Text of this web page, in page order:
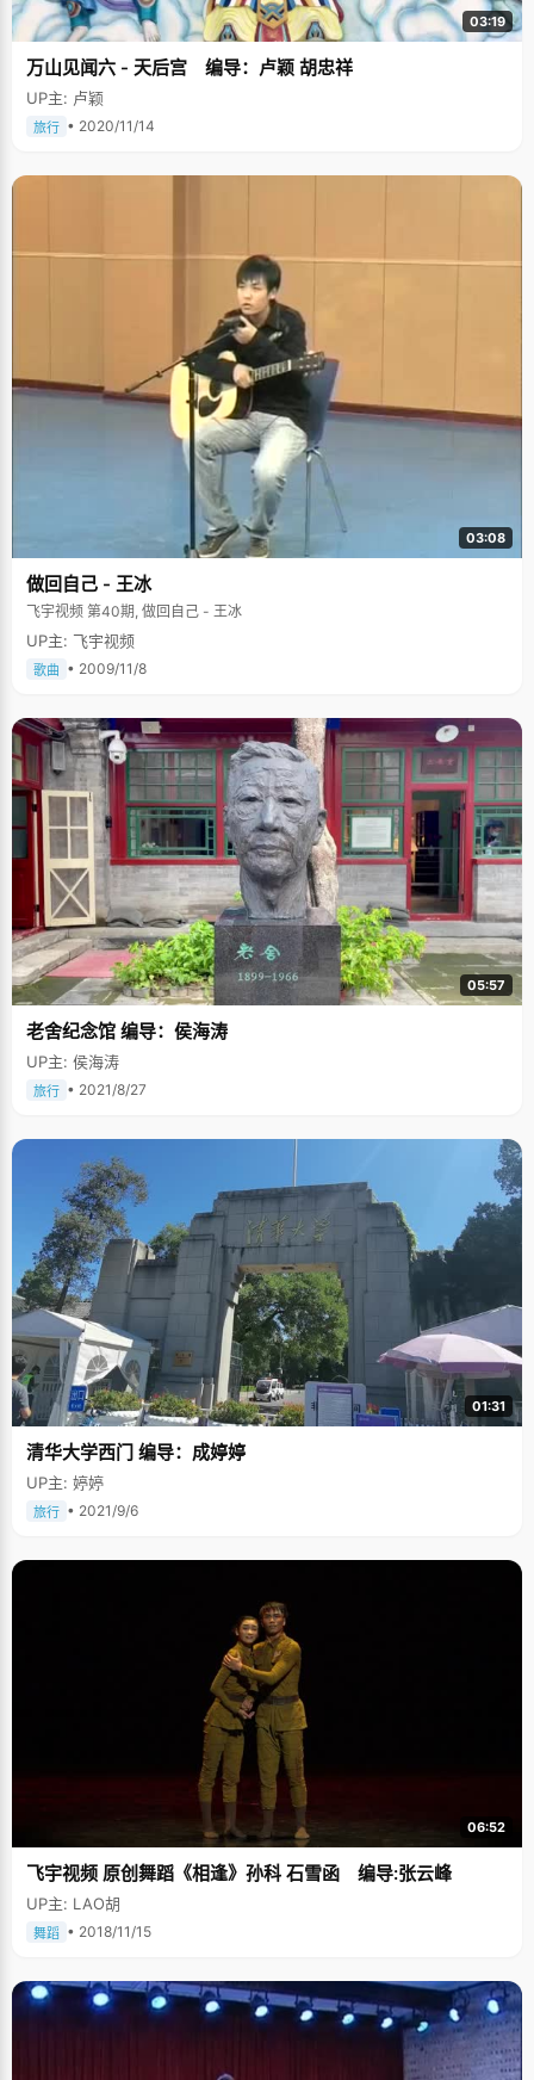
03:19
万山见闻六 - 天后宫 编导：卢颖 胡忠祥
UP主: 卢颖
旅行 • 2020/11/14
03:08
做回自己 - 王冰
飞宇视频 第40期, 做回自己 - 王冰
UP主: 飞宇视频
歌曲 • 2009/11/8
05:57
老舍纪念馆 编导：侯海涛
UP主: 侯海涛
旅行 • 2021/8/27
01:31
清华大学西门 编导：成婷婷
UP主: 婷婷
旅行 • 2021/9/6
06:52
飞宇视频 原创舞蹈《相逢》孙科 石雪函 编导:张云峰
UP主: LAO胡
舞蹈 • 2018/11/15